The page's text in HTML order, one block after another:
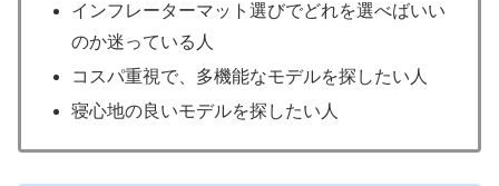
インフレーターマット選びでどれを選べばいい
のか迷っている人
コスパ重視で、多機能なモデルを探したい人
寝心地の良いモデルを探したい人